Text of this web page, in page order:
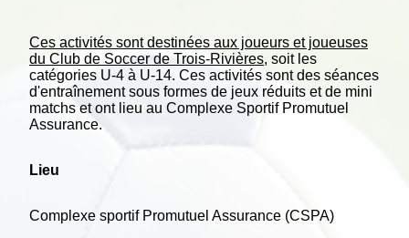
Ces activités sont destinées aux joueurs et joueuses
du Club de Soccer de Trois-Rivières, soit les
catégories U-4 à U-14. Ces activités sont des séances
d'entraînement sous formes de jeux réduits et de mini
matchs et ont lieu au Complexe Sportif Promutuel
Assurance.
Lieu
Complexe sportif Promutuel Assurance (CSPA)